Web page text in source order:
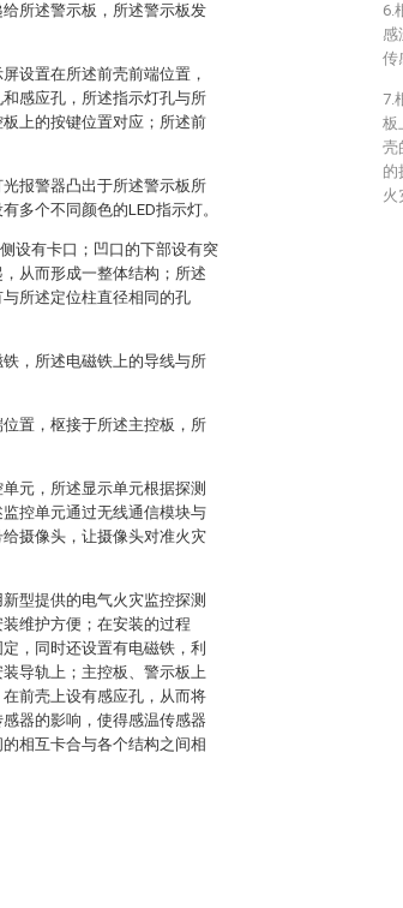
所述警示板，所述警示板发
设置在所述前壳前端位置，
感应孔，所述指示灯孔与所
上的按键位置对应；所述前
报警器凸出于所述警示板所
多个不同颜色的LED指示灯。
设有卡口；凹口的下部设有突
从而形成一整体结构；所述
所述定位柱直径相同的孔
，所述电磁铁上的导线与所
置，枢接于所述主控板，所
元，所述显示单元根据探测
控单元通过无线通信模块与
摄像头，让摄像头对准火灾
型提供的电气火灾监控探测
维护方便；在安装的过程
，同时还设置有电磁铁，利
导轨上；主控板、警示板上
前壳上设有感应孔，从而将
器的影响，使得感温传感器
相互卡合与各个结构之间相
6.
感
传
7.
板
壳
的
火